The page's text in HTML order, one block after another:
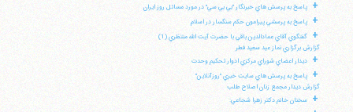
+ پاسخ به پرسش هاي خبرنگار "بي بي سي" در مورد مسائل روز ايران
+ پاسخ به پرسشي پيرامون حكم سنگسار در اسلام
+
گفتگوي آقاي عمادالدين باقي با حضرت آيت الله منتظري (1)
گزارش برگزاري نماز عيد سعيد فطر
+ ديدار اعضاي شوراي مركزي ادوار تحكيم وحدت
+
پاسخ به پرسش هاي سايت خبري "روزآنلاين"
گزارش ديدار مجمع زنان اصلاح طلب
+ سخنان خانم دكتر زهرا شجاعي: